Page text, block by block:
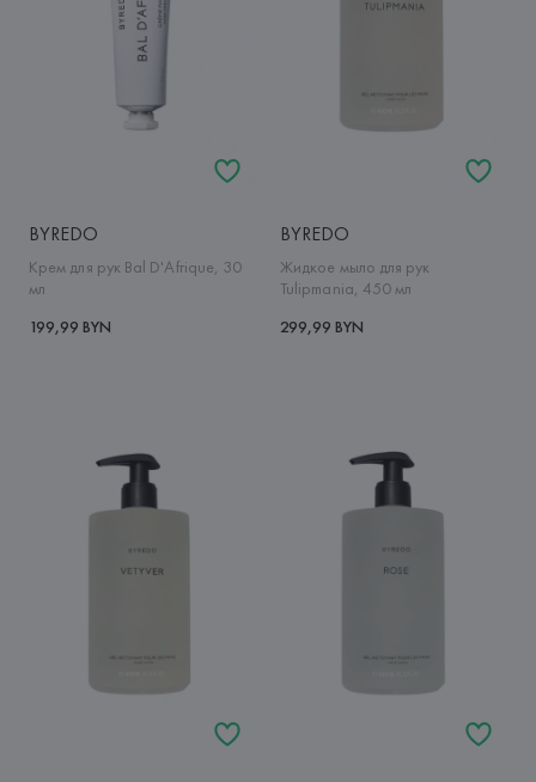
BYREDO
Крем для рук Bal D'Afrique, 30
мл
199,99 BYN
BYREDO
Жидкое мыло для рук
Tulipmania, 450 мл
299,99 BYN